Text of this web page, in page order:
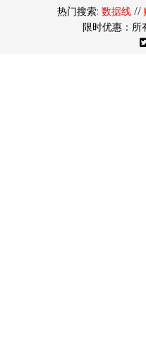
热门搜索: 数据线 //
限时优惠：所